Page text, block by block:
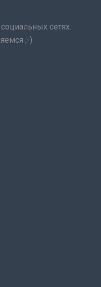
сетях.
;-)